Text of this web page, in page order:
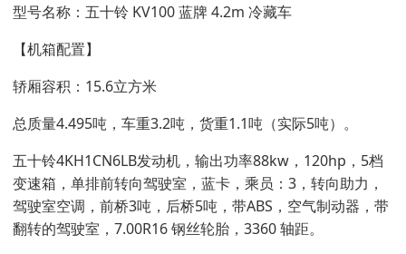
型号名称：五十铃 KV100 蓝牌 4.2m 冷藏车
【机箱配置】
轿厢容积：15.6立方米
总质量4.495吨，车重3.2吨，货重1.1吨（实际5吨）。
五十铃4KH1CN6LB发动机，输出功率88kw，120hp，5档
变速箱，单排前转向驾驶室，蓝卡，乘员：3，转向助力，
驾驶室空调，前桥3吨，后桥5吨，带ABS，空气制动器，带
翻转的驾驶室，7.00R16 钢丝轮胎，3360 轴距。